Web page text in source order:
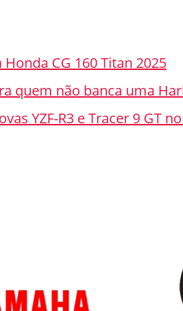
CG 160 Titan 2025
quem não banca uma
YZF-R3 e Tracer 9 GT